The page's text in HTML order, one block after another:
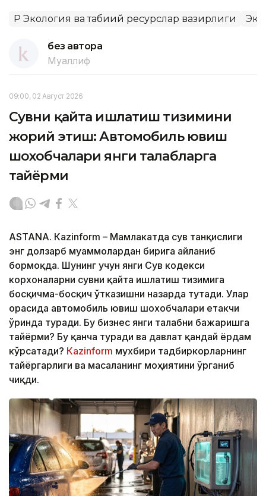
ҚР Экология ва табиий ресурслар вазирлиги
без автора
Муаллиф
09:00, 02 Август 2026
Сувни қайта ишлатиш тизимини
жорий этиш: Автомобиль ювиш
шохобчалари янги талабларга
тайёрми
ASTANА. Кazinform – Мамлакатда сув танқислиги
энг долзарб муаммолардан бирига айланиб
бормоқда. Шунинг учун янги Сув кодекси
корхоналарни сувни қайта ишлатиш тизимига
босқичма-босқич ўтказишни назарда тутади. Улар
орасида автомобиль ювиш шохобчалари етакчи
ўринда туради. Бу бизнес янги талабни бажаришга
тайёрми? Бу қанча туради ва давлат қандай ёрдам
кўрсатади? Кazinform мухбири тадбиркорларнинг
тайёргарлиги ва масаланинг моҳиятини ўрганиб
чиқди.